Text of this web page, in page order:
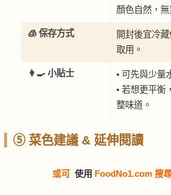
顏色自然，無
🧊 保存方式
開封後宜冷
取用。
👩‍🍳 小貼士
• 可先與少量
• 若想更平衡
整味道。
⑤ 菜色建議 & 延伸閱讀
或可 使用 FoodNo1.com 搜